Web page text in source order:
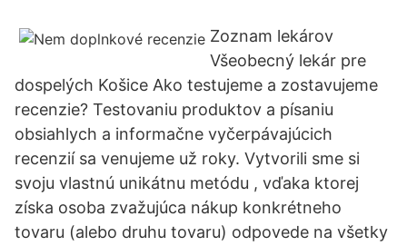
Zoznam lekárov
Všeobecný lekár pre
dospelých Košice Ako testujeme a zostavujeme
recenzie? Testovaniu produktov a písaniu
obsiahlych a informačne vyčerpávajúcich
recenzií sa venujeme už roky. Vytvorili sme si
svoju vlastnú unikátnu metódu , vďaka ktorej
získa osoba zvažujúca nákup konkrétneho
tovaru (alebo druhu tovaru) odpovede na všetky